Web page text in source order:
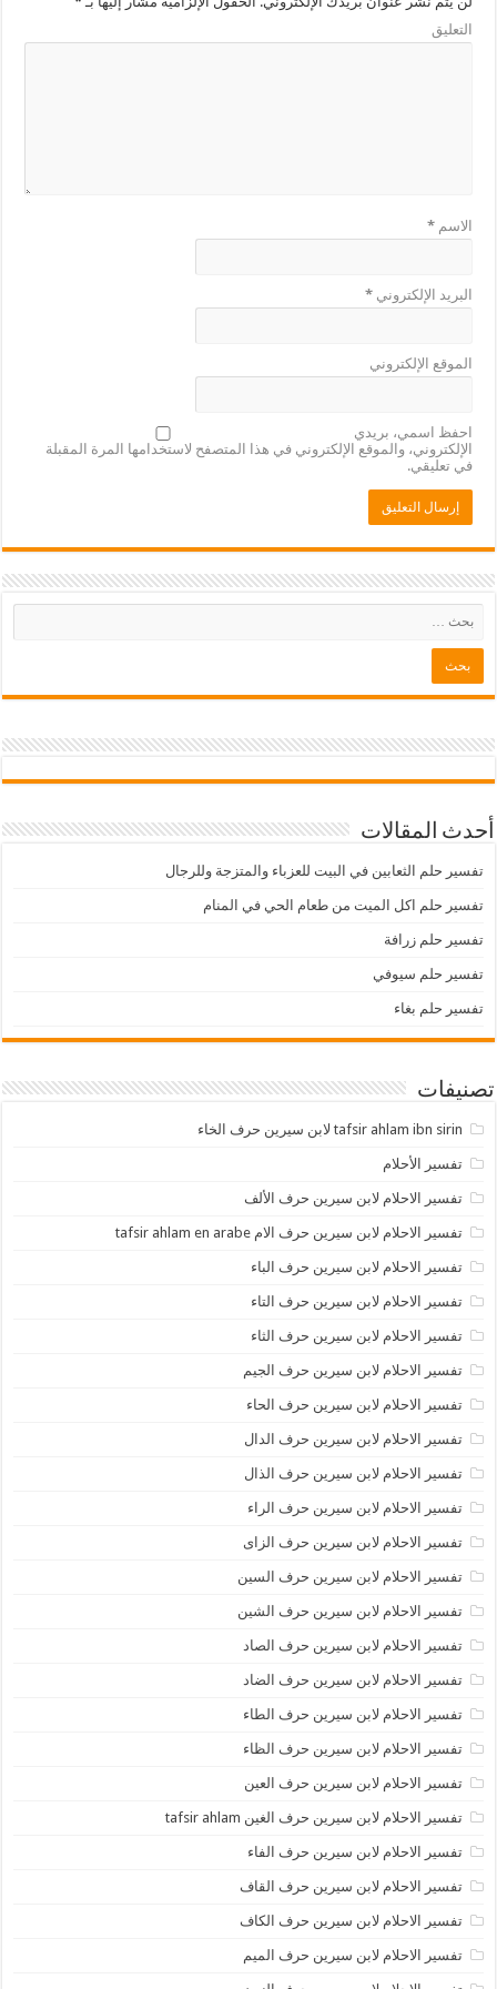
التعليق
الاسم*
البريد الإلكتروني*
الموقع الإلكتروني
احفظ اسمي، بريدي
الإلكتروني، والموقع الإلكتروني في هذا المتصفح لاستخدامها المرة المقبلة
في تعليقي.
أحدث المقالات
تفسير حلم الثعابين في البيت للعزباء والمتزجة وللرجال
تفسير حلم اكل الميت من طعام الحي في المنام
تفسير حلم زرافة
تفسير حلم سيوفي
تفسير حلم بغاء
تصنيفات
tafsir ahlam ibn sirin لابن سيرين حرف الخاء
تفسير الأحلام
تفسير الاحلام لابن سيرين حرف الألف
تفسير الاحلام لابن سيرين حرف الام tafsir ahlam en arabe
تفسير الاحلام لابن سيرين حرف الباء
تفسير الاحلام لابن سيرين حرف التاء
تفسير الاحلام لابن سيرين حرف الثاء
تفسير الاحلام لابن سيرين حرف الجيم
تفسير الاحلام لابن سيرين حرف الحاء
تفسير الاحلام لابن سيرين حرف الدال
تفسير الاحلام لابن سيرين حرف الذال
تفسير الاحلام لابن سيرين حرف الراء
تفسير الاحلام لابن سيرين حرف الزاى
تفسير الاحلام لابن سيرين حرف السين
تفسير الاحلام لابن سيرين حرف الشين
تفسير الاحلام لابن سيرين حرف الصاد
تفسير الاحلام لابن سيرين حرف الضاد
تفسير الاحلام لابن سيرين حرف الطاء
تفسير الاحلام لابن سيرين حرف الظاء
تفسير الاحلام لابن سيرين حرف العين
تفسير الاحلام لابن سيرين حرف الغين tafsir ahlam
تفسير الاحلام لابن سيرين حرف الفاء
تفسير الاحلام لابن سيرين حرف القاف
تفسير الاحلام لابن سيرين حرف الكاف
تفسير الاحلام لابن سيرين حرف الميم